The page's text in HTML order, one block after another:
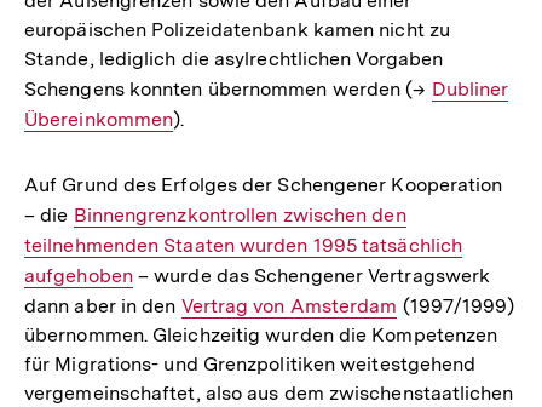
europäischen Polizeidatenbank kamen nicht zu
Stande, lediglich die asylrechtlichen Vorgaben
Schengens konnten übernommen werden (→ Interner
Dubliner
Übereinkommen).
Auf Grund des Erfolges der Schengener Kooperation
– die Interner
Link:
Binnengrenzkontrollen zwischen den
teilnehmenden Staaten wurden 1995 tatsächlich
aufgehoben– wurde das Schengener Vertragswerk
dann aber in den Interner
Link:
Vertrag von Amsterdam (1997/1999)
übernommen. Gleichzeitig wurden die Kompetenzen
für Migrations- und Grenzpolitiken weitestgehend
vergemeinschaftet, also aus dem zwischenstaatlichen